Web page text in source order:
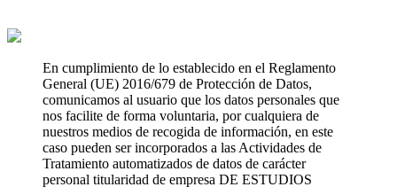
En cumplimiento de lo establecido en el Reglamento
General (UE) 2016/679 de Protección de Datos,
comunicamos al usuario que los datos personales que
nos facilite de forma voluntaria, por cualquiera de
nuestros medios de recogida de información, en este
caso pueden ser incorporados a las Actividades de
Tratamiento automatizados de datos de carácter
personal titularidad de empresa DE ESTUDIOS